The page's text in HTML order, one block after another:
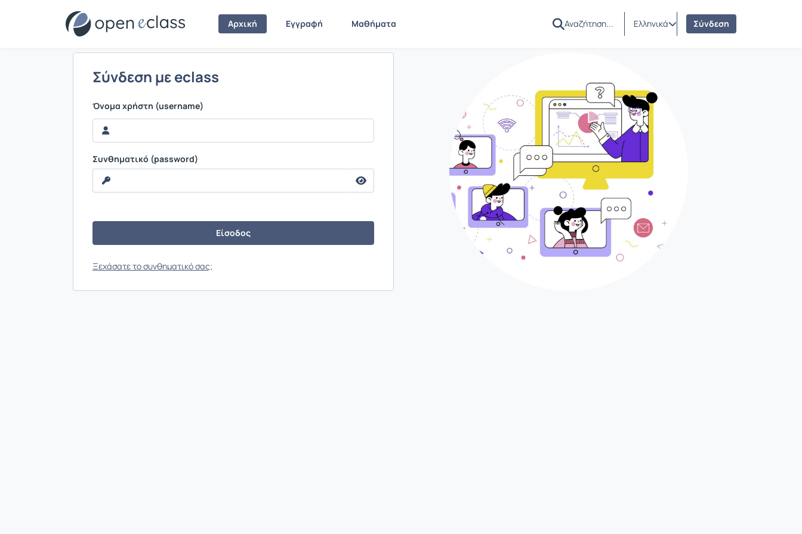
Αρχική Εγγραφή Μαθήματα Ελληνικά Σύνδεση
Σύνδεση
Σύνδεση με eclass
Όνομα χρήστη (username)
Συνθηματικό (password)
Ξεχάσατε το συνθηματικό σας;